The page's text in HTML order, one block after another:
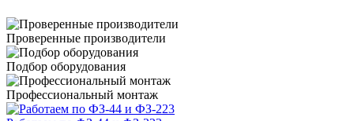
Проверенные производители
Подбор оборудования
Профессиональный монтаж